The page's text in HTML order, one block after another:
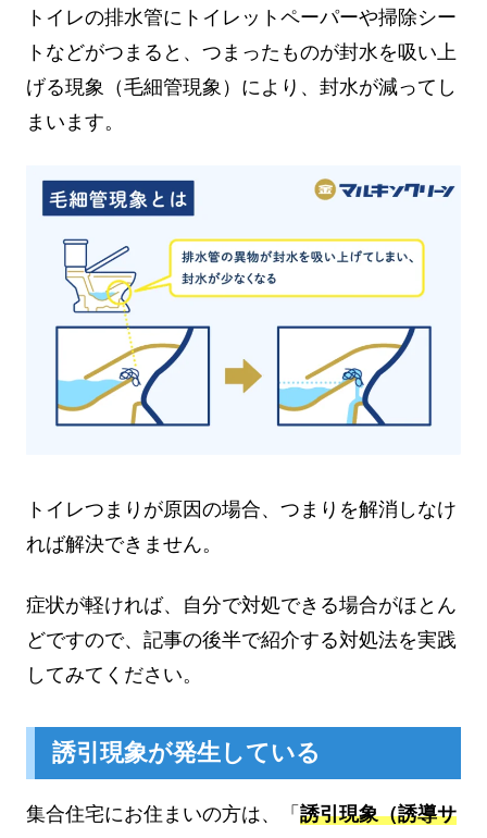
トイレの排水管にトイレットペーパーや掃除シー
トなどがつまると、つまったものが封水を吸い上
げる現象（毛細管現象）により、封水が減ってし
まいます。
トイレつまりが原因の場合、つまりを解消しなけ
れば解決できません。
症状が軽ければ、自分で対処できる場合がほとん
どですので、記事の後半で紹介する対処法を実践
してみてください。
誘引現象が発生している
集合住宅にお住まいの方は、「 誘引現象（誘導サ